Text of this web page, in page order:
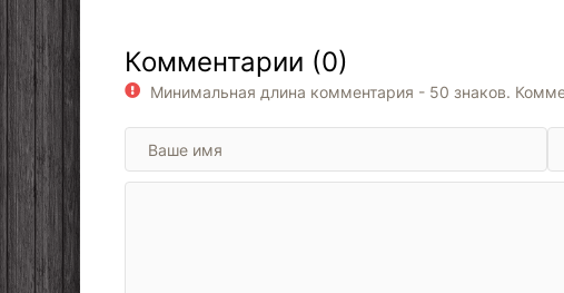
Комментарии (0)
Минимальная длина комментария - 50 знаков.